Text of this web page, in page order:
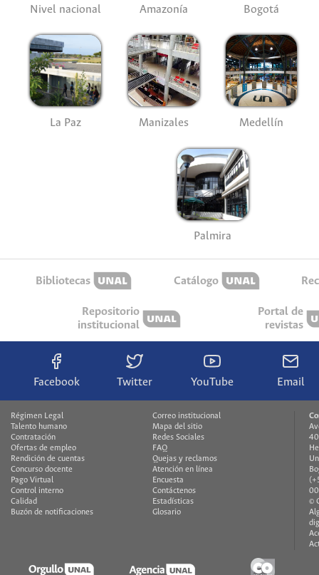
Nivel nacional Amazonía Bogotá
La Paz Manizales Medellín
Palmira
Bibliotecas Catálogo
Repositorio
institucional
Portal de
revistas
Facebook Twitter YouTube Email
Régimen Legal
Talento humano
Contratación
Ofertas de empleo
Rendición de cuentas
Concurso docente
Pago Virtual
Control interno
Calidad
Buzón de notificaciones
Correo institucional
Mapa del sitio
Redes Sociales
FAQ
Quejas y reclamos
Atención en línea
Encuesta
Contáctenos
Estadísticas
Glosario
©